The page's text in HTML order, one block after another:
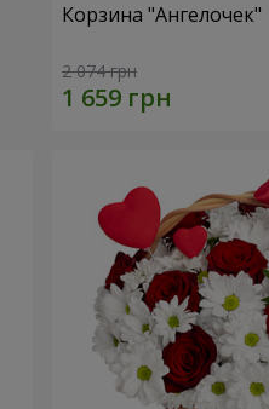
Корзина "Ангелочек"
2 074 грн